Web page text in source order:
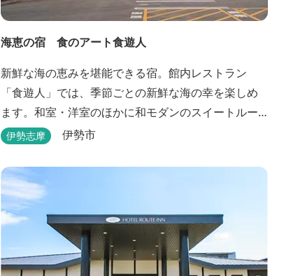
海恵の宿 食のアート食遊人
新鮮な海の恵みを堪能できる宿。館内レストラン
「食遊人」では、季節ごとの新鮮な海の幸を楽しめ
ます。和室・洋室のほかに和モダンのスイートルー
ムもあります。
伊勢志摩 伊勢市